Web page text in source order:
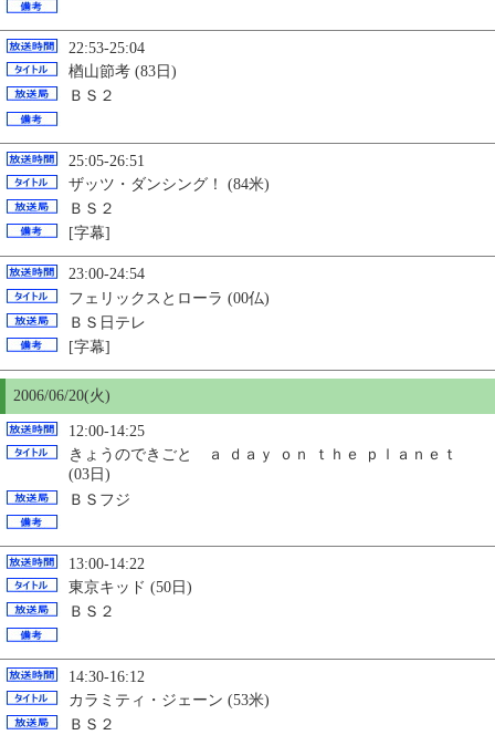
22:53-25:04
楢山節考 (83日)
ＢＳ２
25:05-26:51
ザッツ・ダンシング！ (84米)
ＢＳ２
[字幕]
23:00-24:54
フェリックスとローラ (00仏)
ＢＳ日テレ
[字幕]
2006/06/20(火)
12:00-14:25
きょうのできごと ａ ｄａｙ ｏｎ ｔｈｅ ｐｌａｎｅｔ
(03日)
ＢＳフジ
13:00-14:22
東京キッド (50日)
ＢＳ２
14:30-16:12
カラミティ・ジェーン (53米)
ＢＳ２